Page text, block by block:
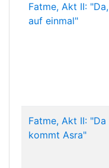
Fatme, Akt II: "Da,
auf einmal"
Fatme, Akt II: "Da
kommt Asra"